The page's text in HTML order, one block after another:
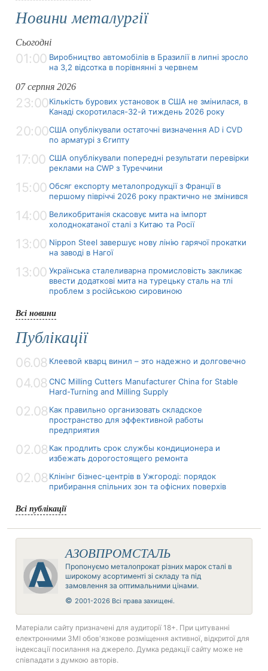
Новини металургії
Сьогодні
01:00 Виробництво автомобілів в Бразилії в липні зросло
на 3,2 відсотка в порівнянні з червнем
07 серпня 2026
23:00Кількість бурових установок в США не змінилася, в
Канаді скоротилася-32-й тиждень 2026 року
20:00США опублікували остаточні визначення AD і CVD
по арматурі з Єгипту
17:00 США опублікували попередні результати перевірки
реклами на CWP з Туреччини
15:00 Обсяг експорту металопродукції з Франції в
першому півріччі 2026 року практично не змінився
14:00 Великобританія скасовує мита на імпорт
холоднокатаної сталі з Китаю та Росії
13:00 Nippon Steel завершує нову лінію гарячої прокатки
на заводі в Нагої
13:00 Українська сталеливарна промисловість закликає
ввести додаткові мита на турецьку сталь на тлі
проблем з російською сировиною
Всі новини
Публікації
06.08 Клеевой кварц винил – это надежно и долговечно
04.08 CNC Milling Cutters Manufacturer China for Stable
Hard-Turning and Milling Supply
02.08 Как правильно организовать складское
пространство для эффективной работы
предприятия
02.08 Как продлить срок службы кондиционера и
избежать дорогостоящего ремонта
02.08 Клінінг бізнес-центрів в Ужгороді: порядок
прибирання спільних зон та офісних поверхів
Всі публікації
АЗОВПРОМСТАЛЬ
Пропонуємо металопрокат різних марок сталі в
широкому асортименті зі складу та під
замовлення за оптимальними цінами.
© 2001-2026 Всі права захищені.
Матеріали сайту призначені для аудиторії 18+. При цитуванні
електронними ЗМІ обов'язкове розміщення активної, відкритої для
індексації посилання на джерело. Думка редакції сайту може не
співпадати з думкою авторів.